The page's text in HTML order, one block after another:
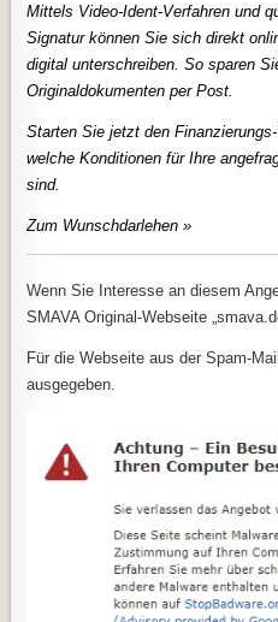
Mittels Video-Ident-Verfahren und
Signatur können Sie sich direkt
digital unterschreiben. So sparen
Originaldokumenten per Post.
Starten Sie jetzt den
welche Konditionen für Ihre
sind.
Zum Wunschdarlehen »
Wenn Sie Interesse an diesem
SMAVA Original-Webseite
Für die Webseite aus der Spam-
ausgegeben.